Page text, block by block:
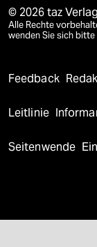
© 2026 taz
Alle Rechte
wenden Sie sich bitte
Feedback
Leitlinie
Seitenwende